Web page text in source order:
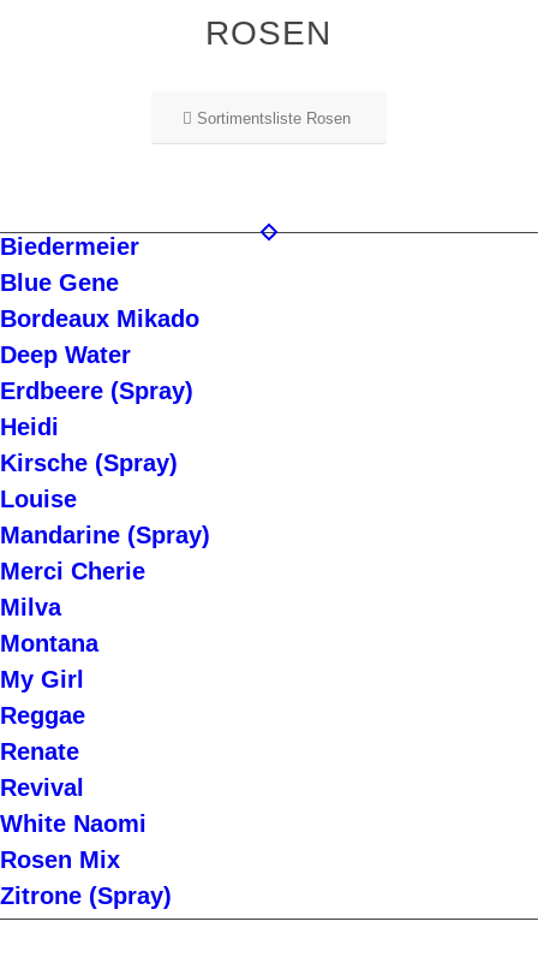
ROSEN
Sortimentsliste Rosen
Biedermeier
Blue Gene
Bordeaux Mikado
Deep Water
Erdbeere (Spray)
Heidi
Kirsche (Spray)
Louise
Mandarine (Spray)
Merci Cherie
Milva
Montana
My Girl
Reggae
Renate
Revival
White Naomi
Rosen Mix
Zitrone (Spray)